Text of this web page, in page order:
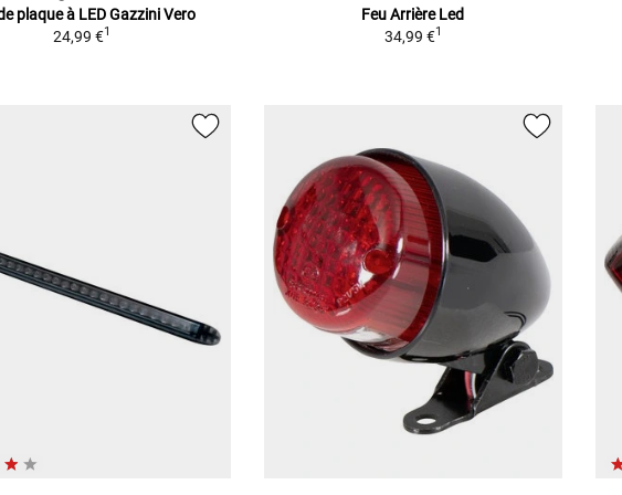
plaque à LED Gazzini Vero
24,99 €1
Feu Arrière Led
34,99 €1